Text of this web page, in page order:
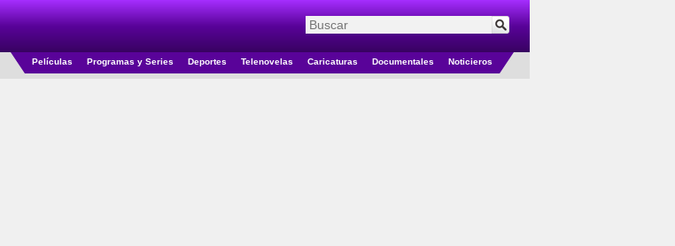
Películas Programas y Series Deportes Telenovelas Caricaturas Documentales Noticieros